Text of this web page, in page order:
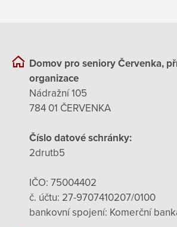
Domov pro seniory Červenka,
organizace
Nádražní 105
784 01 ČERVENKA
Číslo datové schránky:
2drutb5
IČO: 75004402
č. účtu: 27-9707410207/0100
bankovní spojení: Komerční